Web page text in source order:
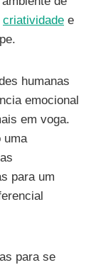
criatividade e
humanas
emocional
em voga.
uma
para um
para se